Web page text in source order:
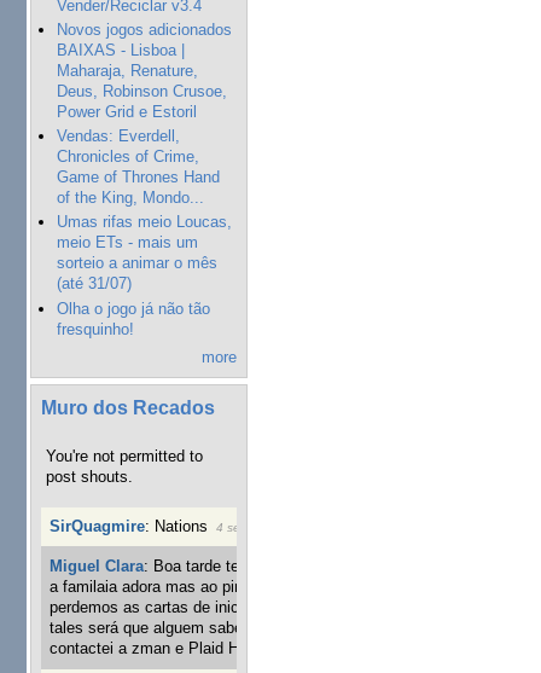
Vender/Reciclar v3.4
Novos jogos adicionados
BAIXAS - Lisboa |
Maharaja, Renature,
Deus, Robinson Crusoe,
Power Grid e Estoril
Vendas: Everdell,
Chronicles of Crime,
Game of Thrones Hand
of the King, Mondo...
Umas rifas meio Loucas,
meio ETs - mais um
sorteio a animar o mês
(até 31/07)
Olha o jogo já não tão
fresquinho!
more
Muro dos Recados
You're not permitted to
post shouts.
SirQuagmire: Nations 4 semanas 2 dias atrás
Miguel Clara: Boa tarde tenho jogo Mice and mistics que
a familaia adora mas ao pintarmos as miniaturas
perdemos as cartas de iniciaticva da expanção downood
tales será que alguem sabe onde adquirir as cartas já
contactei a zman e Plaid Hat e nada